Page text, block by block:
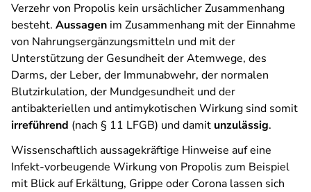
Verzehr von Propolis kein ursächlicher Zusammenhang
besteht. Aussagen im Zusammenhang mit der Einnahme
von Nahrungsergänzungsmitteln und mit der
Unterstützung der Gesundheit der Atemwege, des
Darms, der Leber, der Immunabwehr, der normalen
Blutzirkulation, der Mundgesundheit und der
antibakteriellen und antimykotischen Wirkung sind somit
irreführend (nach § 11 LFGB) und damit unzulässig.
Wissenschaftlich aussagekräftige Hinweise auf eine
Infekt-vorbeugende Wirkung von Propolis zum Beispiel
mit Blick auf Erkältung, Grippe oder Corona lassen sich